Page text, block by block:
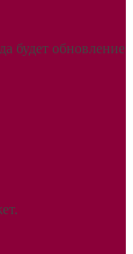
будет обновление